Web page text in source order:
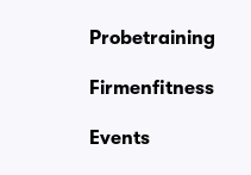
Probetraining
Firmenfitness
Events